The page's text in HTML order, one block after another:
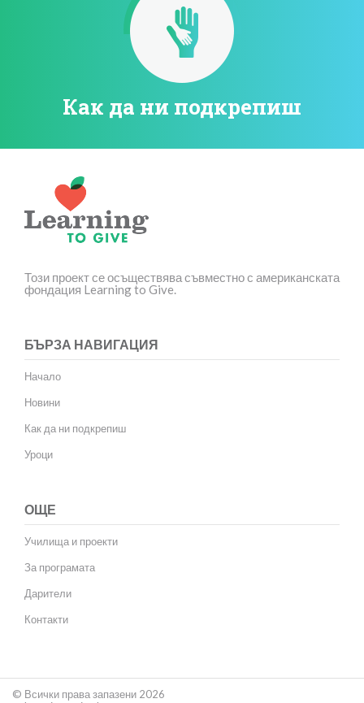
Как да ни подкрепиш
Този проект се осъществява съвместно с американската
фондация Learning to Give.
БЪРЗА НАВИГАЦИЯ
Начало
Новини
Как да ни подкрепиш
Уроци
ОЩЕ
Училища и проекти
За програмата
Дарители
Контакти
© Всички права запазени 2026